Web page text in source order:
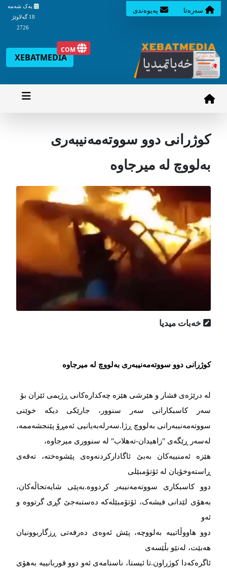
سه‌ره‌تا په‌یوه‌ندی
یه‌ک شه‌مه‌
18 گه‌لاوێژ
2726
XEBATMEDIA
COM
کوژرانی دوو سووتەمەنیبەری
بەلووچ لە میرجاوە
خەبات میدیا
کوژرانی دوو سووتەمەنیبەری بەلووچ لە میرجاوە
لە درێژەی فشار و هێرشی هێزە چەکدارەکانی ڕژیمی ئێران بۆ
سەر کاسبکارانی سەر سنوور، جارێکی دیکە خوێنی
سووتەمەنیبەرانی بەلووچ ڕژا.سەرلەبەیانیی ئەمڕۆ پێنجشەممە،
لەسەر ڕێگەی "زاهیدان-تەهلاب" لە سنووری میرجاوە،
هێزە ئەمنییەکان بەبێ ئاگادارکردنەوەی پێشوەختە، تەقەی
ڕاستەوخۆیان لە ئۆتۆمبێلی
دوو کاسبکاری سووتەمەنیبەر کردووە.بەپێی شایەتحاڵەکان،
بەهۆی لێدانی فیشەک، ئۆتۆمبێلەکە دەستبەجێ گڕی گرتووە و
ئەو
دوو هاووڵاتییە بەلووچە، پێش ئەوەی دەرفەتی ڕزگاربوونیان
هەبێت، لەنێو بڵێسەی
ئاگرەکەدا کوژراون.تا ئیستا، ناسنامەی ئەو دوو قوربانییە بەهۆی